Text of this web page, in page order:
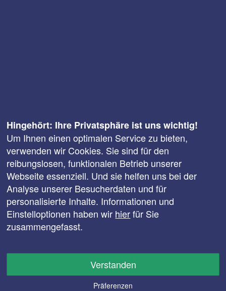
Hingehört: Ihre Privatsphäre ist uns wichtig!
Um Ihnen einen optimalen Service zu bieten,
verwenden wir Cookies. Sie sind für den
reibungslosen, funktionalen Betrieb unserer
Webseite essenziell. Und sie helfen uns bei der
Analyse unserer Besucherdaten und für
personalisierte Inhalte. Informationen und
Einstelloptionen haben wir hierfür Sie
zusammengefasst.
Verstanden
Präferenzen